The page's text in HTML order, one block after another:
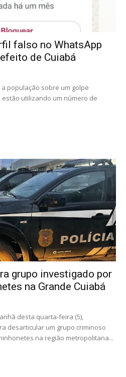
falso no WhatsApp
de Cuiabá
população sobre um golpe
utilizando um número de
grupo investigado por
na Grande Cuiabá
desta quarta-feira (5),
desarticular um grupo criminoso
na região metropolitana...